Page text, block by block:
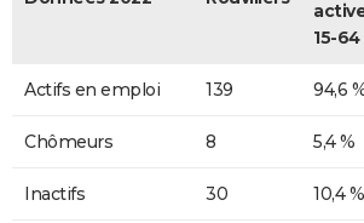
15-
Actifs en emploi 139 94,6
Chômeurs 8 5,4 %
Inactifs 30 10,4 %